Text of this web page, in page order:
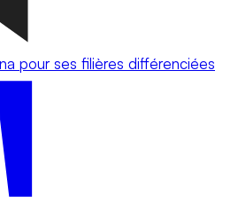
pour ses filières différenciées